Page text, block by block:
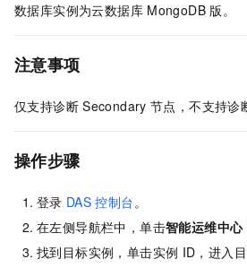
数据库实例为云数据库 MongoDB 版。
注意事项
仅支持诊断 Secondary 节点，不支持诊
操作步骤
登录 DAS 控制台。
在左侧导航栏中，单击智能运维中心
找到目标实例，单击实例 ID，进入